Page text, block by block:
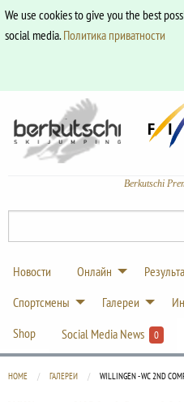
We use cookies to give you the best
social media.Политика приватности
Berkutschi
Новости Онлайн
Спортсмены
Галереи
Shop
Social Media News 0
HOME ГАЛЕРЕИ CURRENT:
WILLINGEN - WC 2ND